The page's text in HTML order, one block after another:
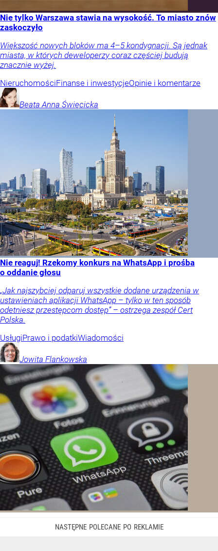
Nie tylko Warszawa stawia na wysokość. To miasto znów
zaskoczyło
Większość nowych bloków ma 4–5 kondygnacji. Są jednak
miasta, w których deweloperzy coraz częściej budują
znacznie wyżej.
NieruchomościFinanse i inwestycjeOpinie i komentarze
Beata Anna Święcicka
Nie reaguj! Rzekomy konkurs na WhatsApp i prośba
o oddanie głosu
„Jak najszybciej odparuj wszystkie dodane urządzenia w
ustawieniach aplikacji WhatsApp – tylko w ten sposób
odetniesz przestępcom dostęp” – ostrzega zespół Cert
Polska.
UsługiPrawo i podatkiWiadomości
Jowita Flankowska